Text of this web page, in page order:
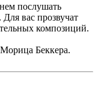
послушать
вас прозвучат
композиций.
Беккера.